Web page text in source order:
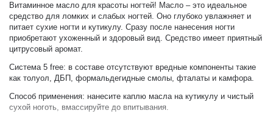
Витаминное масло для красоты ногтей! Масло – это идеальное
средство для ломких и слабых ногтей. Оно глубоко увлажняет и
питает сухие ногти и кутикулу. Сразу после нанесения ногти
приобретают ухоженный и здоровый вид. Средство имеет приятный
цитрусовый аромат.
Система 5 free: в составе отсутствуют вредные компоненты такие
как толуол, ДБП, формальдегидные смолы, фталаты и камфора.
Способ применения: нанесите каплю масла на кутикулу и чистый
сухой ноготь, вмассируйте до впитывания.